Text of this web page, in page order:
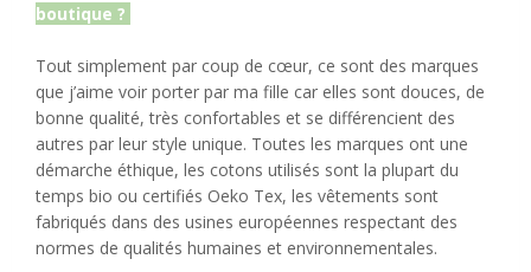
boutique ?
Tout simplement par coup de cœur, ce sont des marques
que j’aime voir porter par ma fille car elles sont douces, de
bonne qualité, très confortables et se différencient des
autres par leur style unique. Toutes les marques ont une
démarche éthique, les cotons utilisés sont la plupart du
temps bio ou certifiés Oeko Tex, les vêtements sont
fabriqués dans des usines européennes respectant des
normes de qualités humaines et environnementales.